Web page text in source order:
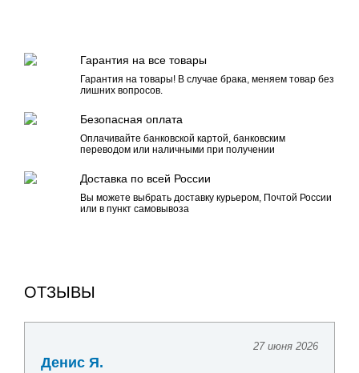
Гарантия на все товары
Гарантия на товары! В случае брака, меняем товар без
лишних вопросов.
Безопасная оплата
Оплачивайте банковской картой, банковским
переводом или наличными при получении
Доставка по всей России
Вы можете выбрать доставку курьером, Почтой России
или в пункт самовывоза
ОТЗЫВЫ
27 июня 2026
Денис Я.